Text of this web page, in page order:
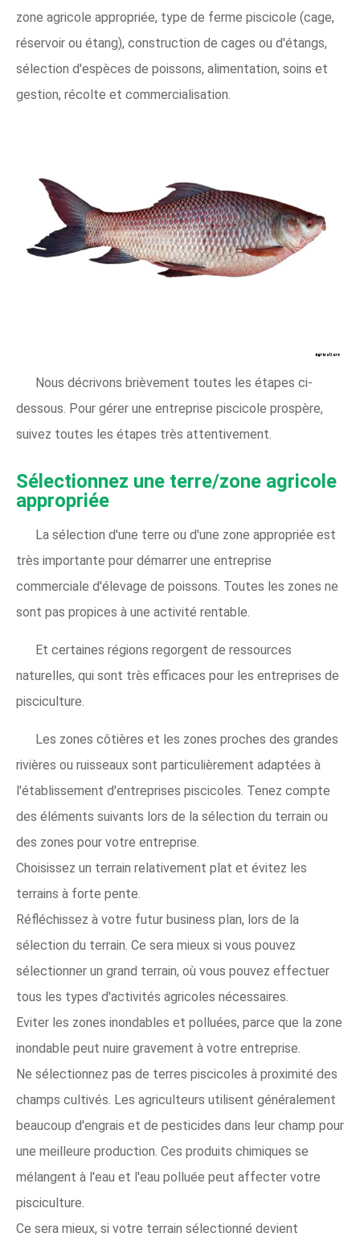
zone agricole appropriée, type de ferme piscicole (cage,
réservoir ou étang), construction de cages ou d'étangs,
sélection d'espèces de poissons, alimentation, soins et
gestion, récolte et commercialisation.
Nous décrivons brièvement toutes les étapes ci-
dessous. Pour gérer une entreprise piscicole prospère,
suivez toutes les étapes très attentivement.
Sélectionnez une terre/zone agricole
appropriée
La sélection d'une terre ou d'une zone appropriée est
très importante pour démarrer une entreprise
commerciale d'élevage de poissons. Toutes les zones ne
sont pas propices à une activité rentable.
Et certaines régions regorgent de ressources
naturelles, qui sont très efficaces pour les entreprises de
pisciculture.
Les zones côtières et les zones proches des grandes
rivières ou ruisseaux sont particulièrement adaptées à
l'établissement d'entreprises piscicoles. Tenez compte
des éléments suivants lors de la sélection du terrain ou
des zones pour votre entreprise.
Choisissez un terrain relativement plat et évitez les
terrains à forte pente.
Réfléchissez à votre futur business plan, lors de la
sélection du terrain. Ce sera mieux si vous pouvez
sélectionner un grand terrain, où vous pouvez effectuer
tous les types d'activités agricoles nécessaires.
Eviter les zones inondables et polluées, parce que la zone
inondable peut nuire gravement à votre entreprise.
Ne sélectionnez pas de terres piscicoles à proximité des
champs cultivés. Les agriculteurs utilisent généralement
beaucoup d'engrais et de pesticides dans leur champ pour
une meilleure production. Ces produits chimiques se
mélangent à l'eau et l'eau polluée peut affecter votre
pisciculture.
Ce sera mieux, si votre terrain sélectionné devient